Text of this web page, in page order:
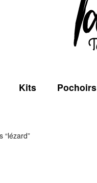
Kits Pochoirs
“lézard”